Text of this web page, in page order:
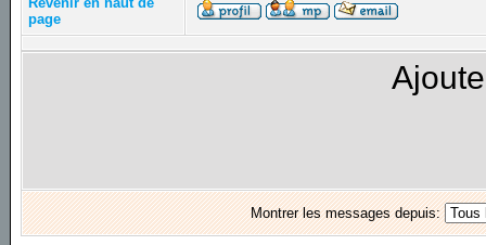
page
Montrer les messages depuis: